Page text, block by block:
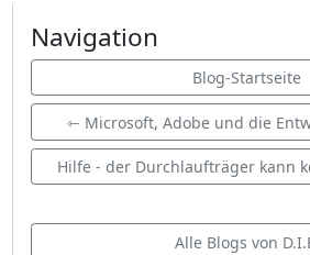
Navigation
Blog-Startseite
⇽ Microsoft, Adobe und die
Hilfe - der Durchlaufträger kann
Alle Blogs von